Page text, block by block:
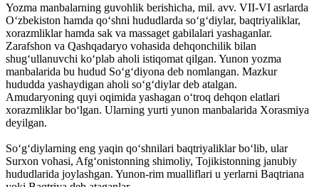
Yozma manbalarning guvohlik berishicha, mil. avv. VII-VI asrlarda
O‘zbekiston hamda qo‘shni hududlarda so‘g‘diylar, baqtriyaliklar,
xorazmliklar hamda sak va massaget gabilalari yashaganlar.
Zarafshon va Qashqadaryo vohasida dehqonchilik bilan
shug‘ullanuvchi ko‘plab aholi istiqomat qilgan. Yunon yozma
manbalarida bu hudud So‘g‘diyona deb nomlangan. Mazkur
hududda yashaydigan aholi so‘g‘diylar deb atalgan.
Amudaryoning quyi oqimida yashagan o‘troq dehqon elatlari
xorazmliklar bo‘lgan. Ularning yurti yunon manbalarida Xorasmiya
deyilgan.
So‘g‘diylarning eng yaqin qo‘shnilari baqtriyaliklar bo‘lib, ular
Surxon vohasi, Afg‘onistonning shimoliy, Tojikistonning janubiy
hududlarida joylashgan. Yunon-rim mualliflari u yerlarni Baqtriana